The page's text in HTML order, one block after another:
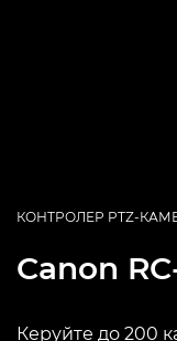
КОНТРОЛЕР PTZ-
Canon
Керуйте до 200